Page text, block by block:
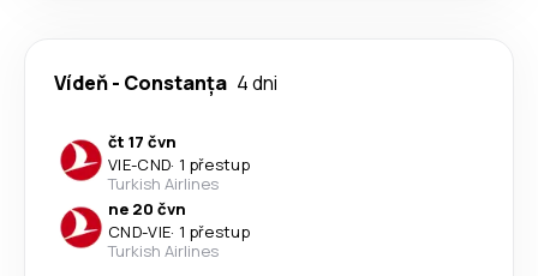
Vídeň- Constanța 4 dni
čt 17 čvn
VIE-CND· 1 přestup
Turkish Airlines
ne 20 čvn
CND-VIE· 1 přestup
Turkish Airlines